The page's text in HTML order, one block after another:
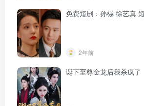
免费短剧：孙樾 徐艺真
2年前
诞下至尊金龙后我杀疯了